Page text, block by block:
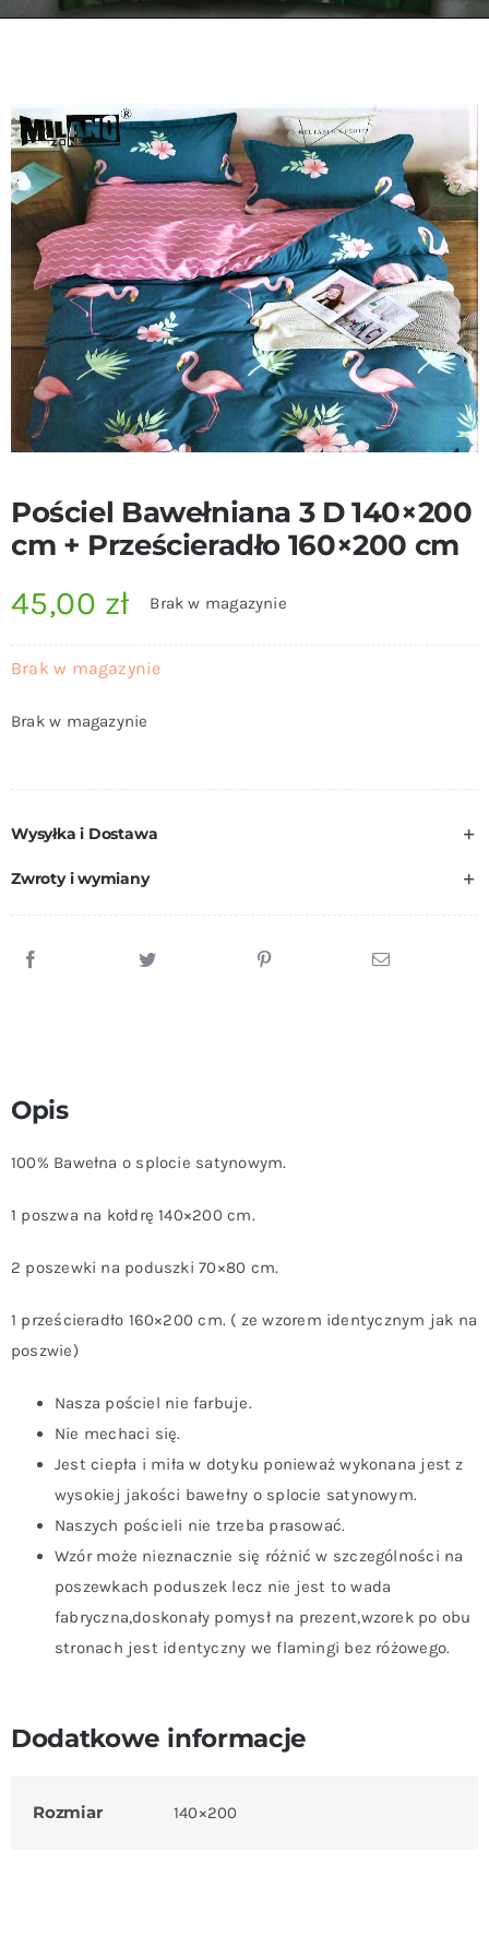
Pościel Bawełniana 3 D 140×200
cm + Prześcieradło 160×200 cm
45,00 zł Brak w magazynie
Brak w magazynie
Brak w magazynie
Wysyłka i Dostawa
Zwroty i wymiany
Opis
100% Bawełna o splocie satynowym.
1 poszwa na kołdrę 140×200 cm.
2 poszewki na poduszki 70×80 cm.
1 prześcieradło 160×200 cm. ( ze wzorem identycznym jak na
poszwie)
Nasza pościel nie farbuje.
Nie mechaci się.
Jest ciepła i miła w dotyku ponieważ wykonana jest z
wysokiej jakości bawełny o splocie satynowym.
Naszych pościeli nie trzeba prasować.
Wzór może nieznacznie się różnić w szczególności na
poszewkach poduszek lecz nie jest to wada
fabryczna,doskonały pomysł na prezent,wzorek po obu
stronach jest identyczny we flamingi bez różowego.
Dodatkowe informacje
Rozmiar 140×200